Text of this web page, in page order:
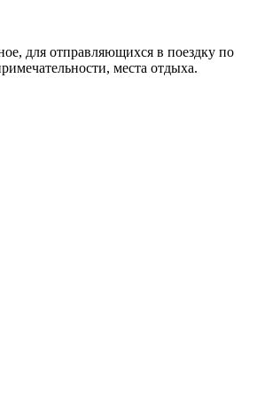
для отправляющихся в поездку по
места отдыха.